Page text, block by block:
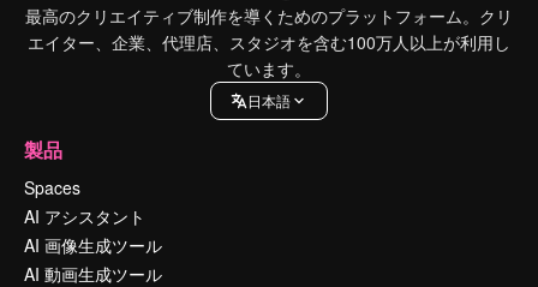
最高のクリエイティブ制作を導くためのプラットフォーム。クリ
エイター、企業、代理店、スタジオを含む100万人以上が利用し
ています。
日本語
製品
Spaces
AI アシスタント
AI 画像生成ツール
AI 動画生成ツール